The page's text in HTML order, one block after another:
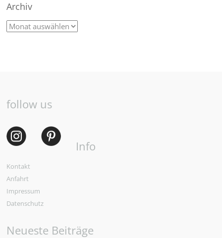
Archiv
follow us
Info
Kontakt
Anfahrt
Impressum
Datenschutz
Neueste Beiträge